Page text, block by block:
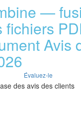
—
fichiers
Avis
Évaluez-le
des avis des clients